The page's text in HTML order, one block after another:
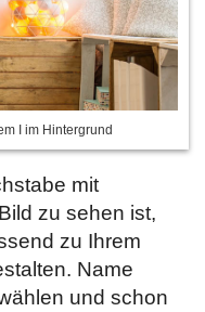
I im Hintergrund
mit
zu sehen ist,
zu Ihrem
Name
und schon